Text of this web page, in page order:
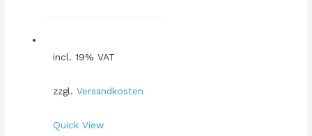
incl. 19% VAT
zzgl. Versandkosten
Quick View